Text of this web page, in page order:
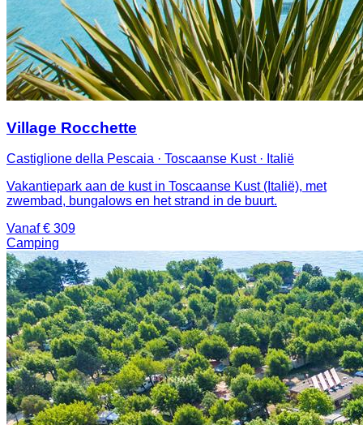
Village Rocchette
Castiglione della Pescaia · Toscaanse Kust · Italië
Vakantiepark aan de kust in Toscaanse Kust (Italië), met
zwembad, bungalows en het strand in de buurt.
Vanaf € 309
Camping